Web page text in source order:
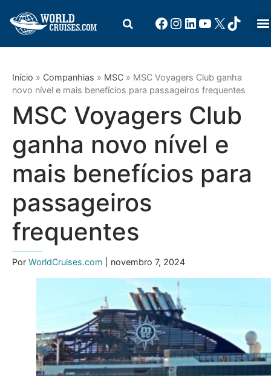
Início » Companhias » MSC » MSC Voyagers Club ganha
novo nível e mais benefícios para passageiros frequentes
MSC Voyagers Club
ganha novo nível e
mais benefícios para
passageiros
frequentes
Por WorldCruises.com | novembro 7, 2024